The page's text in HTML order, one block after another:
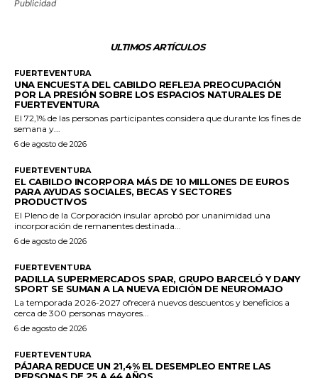
Publicidad
ULTIMOS ARTÍCULOS
FUERTEVENTURA
UNA ENCUESTA DEL CABILDO REFLEJA PREOCUPACIÓN
POR LA PRESIÓN SOBRE LOS ESPACIOS NATURALES DE
FUERTEVENTURA
El 72,1% de las personas participantes considera que durante los fines de
semana y...
6 de agosto de 2026
FUERTEVENTURA
EL CABILDO INCORPORA MÁS DE 10 MILLONES DE EUROS
PARA AYUDAS SOCIALES, BECAS Y SECTORES
PRODUCTIVOS
El Pleno de la Corporación insular aprobó por unanimidad una
incorporación de remanentes destinada...
6 de agosto de 2026
FUERTEVENTURA
PADILLA SUPERMERCADOS SPAR, GRUPO BARCELÓ Y DANY
SPORT SE SUMAN A LA NUEVA EDICIÓN DE NEUROMAJO
La temporada 2026-2027 ofrecerá nuevos descuentos y beneficios a
cerca de 300 personas mayores...
6 de agosto de 2026
FUERTEVENTURA
PÁJARA REDUCE UN 21,4% EL DESEMPLEO ENTRE LAS